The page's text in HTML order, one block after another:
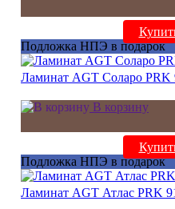
Подложка НПЭ в подарок
Ламинат AGT Соларо PRK
В корзину
Подложка НПЭ в подарок
Ламинат AGT Атлас PRK